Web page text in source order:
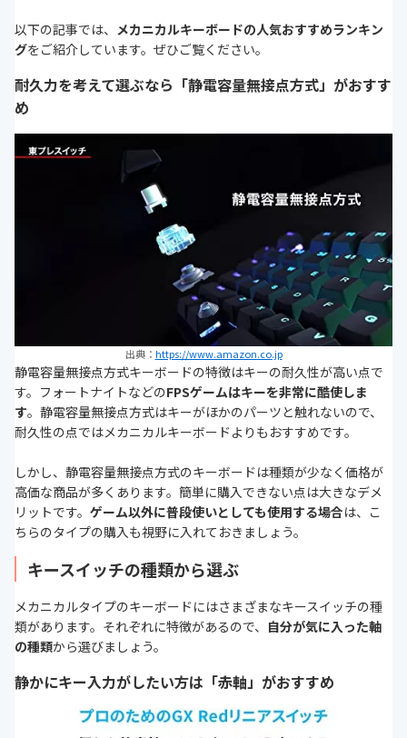
以下の記事では、 メカニカルキーボードの人気おすすめランキン
グをご紹介しています。ぜひご覧ください。
耐久力を考えて選ぶなら「静電容量無接点方式」がおすす
め
出典： https://www.amazon.co.jp
静電容量無接点方式キーボードの特徴はキーの耐久性が高い点で
す。フォートナイトなどのFPSゲームはキーを非常に酷使しま
す。静電容量無接点方式はキーがほかのパーツと触れないので、
耐久性の点ではメカニカルキーボードよりもおすすめです。
しかし、静電容量無接点方式のキーボードは種類が少なく価格が
高価な商品が多くあります。簡単に購入できない点は大きなデメ
リットです。 ゲーム以外に普段使いとしても使用する場合は、こ
ちらのタイプの購入も視野に入れておきましょう。
キースイッチの種類から選ぶ
メカニカルタイプのキーボードにはさまざまなキースイッチの種
類があります。それぞれに特徴があるので、 自分が気に入った軸
の種類から選びましょう。
静かにキー入力がしたい方は「赤軸」がおすすめ